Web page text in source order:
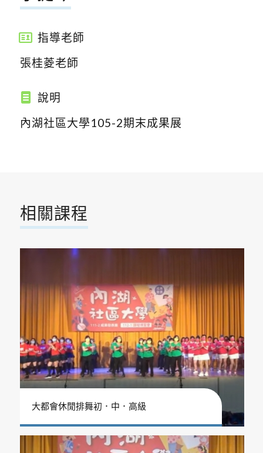
指導老師
張桂菱老師
說明
內湖社區大學105-2期末成果展
相關課程
大都會休閒排舞初．中．高級